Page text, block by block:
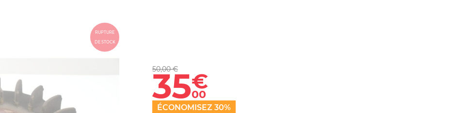
RUPTURE
DE STOCK
50,00 €
35€
00
ÉCONOMISEZ 30%